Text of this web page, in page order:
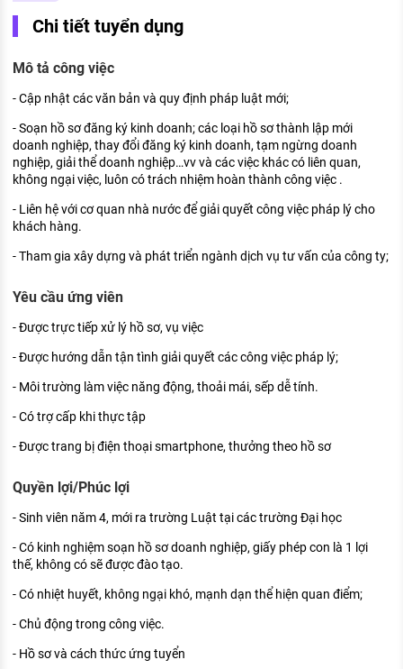
Tử vi nghề nghiệp
HƯỚNG NGHIỆP VIỆC LÀM
Đặc trưng từng nghề
Xu hướng việc làm
XÂY DỰNG VÀ PHÁT TRIỂN ĐỘI NGŨ
NHÂN SỰ
TUYỂN DỤNG VIỆC LÀM
Chi tiết tuyển dụng
Mô tả công việc
- Cập nhật các văn bản và quy định pháp luật mới;
- Soạn hồ sơ đăng ký kinh doanh; các loại hồ sơ thành lập mới
doanh nghiệp, thay đổi đăng ký kinh doanh, tạm ngừng doanh
nghiệp, giải thể doanh nghiệp…vv và các việc khác có liên quan,
không ngại việc, luôn có trách nhiệm hoàn thành công việc .
- Liên hệ với cơ quan nhà nước để giải quyết công việc pháp lý cho
khách hàng.
- Tham gia xây dựng và phát triển ngành dịch vụ tư vấn của công ty;
Yêu cầu ứng viên
- Được trực tiếp xử lý hồ sơ, vụ việc
- Được hướng dẫn tận tình giải quyết các công việc pháp lý;
- Môi trường làm việc năng động, thoải mái, sếp dễ tính.
- Có trợ cấp khi thực tập
- Được trang bị điện thoại smartphone, thưởng theo hồ sơ
Quyền lợi/Phúc lợi
- Sinh viên năm 4, mới ra trường Luật tại các trường Đại học
- Có kinh nghiệm soạn hồ sơ doanh nghiệp, giấy phép con là 1 lợi
thế, không có sẽ được đào tạo.
- Có nhiệt huyết, không ngại khó, mạnh dạn thể hiện quan điểm;
- Chủ động trong công việc.
- Hồ sơ và cách thức ứng tuyển